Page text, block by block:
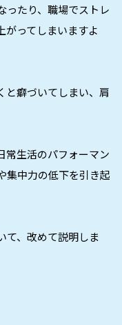
ったり、職場でストレ
がってしまいますよ
と癖づいてしまい、肩
常生活のパフォーマン
集中力の低下を引き起
て、改めて説明しま